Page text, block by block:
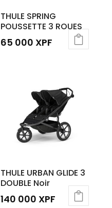
THULE SPRING
POUSSETTE 3 ROUES
65 000 XPF
plusieurs
variations.
options
choisies
sur
la
THULE URBAN GLIDE 3
DOUBLE Noir
140 000 XPF